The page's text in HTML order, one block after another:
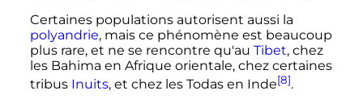
Certaines populations autorisent aussi la
polyandrie, mais ce phénomène est beaucoup
plus rare, et ne se rencontre qu'au Tibet, chez
les Bahima en Afrique orientale, chez certaines
tribus Inuits, et chez les Todas en Inde[8].